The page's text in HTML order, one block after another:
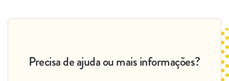
Precisa de ajuda ou mais informações?